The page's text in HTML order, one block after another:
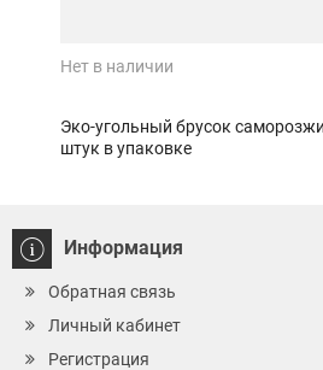
Нет в наличии
Эко-угольный брусок
штук в упаковке
Информация
Обратная связь
Личный кабинет
Регистрация